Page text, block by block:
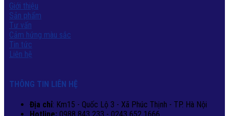
Giới thiệu
Sản phẩm
Tư vấn
Cảm hứng màu sắc
Tin tức
Liên hệ
THÔNG TIN LIÊN HỆ
Địa chỉ: Km15 - Quốc Lộ 3 - Xã Phúc Thịnh - TP. Hà Nội